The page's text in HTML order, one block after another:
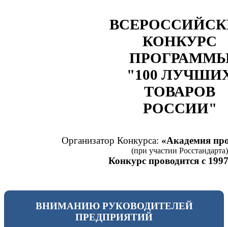
КОНКУРС
"100
ТОВАРОВ
РОССИИ"
Организатор Конкурса: «Академия
(при участии Росстандарта)
Конкурс проводится с
ВНИМАНИЮ РУКОВОДИТЕЛЕЙ
ПРЕДПРИЯТИЙ